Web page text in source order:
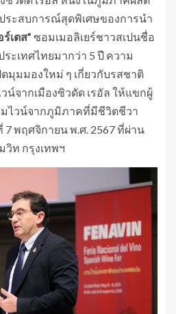
ะสบการณ์สุดพิเศษของการนำ
เตส” ซอมเมอลิเยร์ชาวสเปนชื่อ
ะเทศไทยมากว่า 5 ปี ความ
มุมมองใหม่ ๆ เกี่ยวกับรสชาติ
จากเมืองซิวดัด เรอัล ให้แขกผู้
ไวน์จากภูมิภาคที่มีชีวิตชีวา
พฤศจิกายน พ.ศ. 2567 ที่ผ่าน
ท กรุงเทพฯ